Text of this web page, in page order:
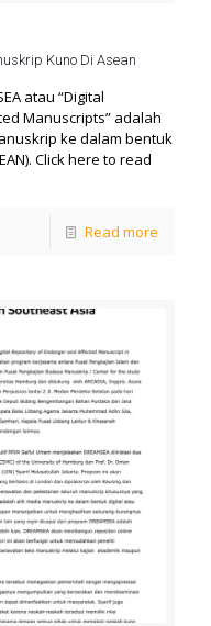
Kuno Di Asean
atau “Digital
Manuscripts” adalah
ke dalam bentuk
Click here to read
Read more